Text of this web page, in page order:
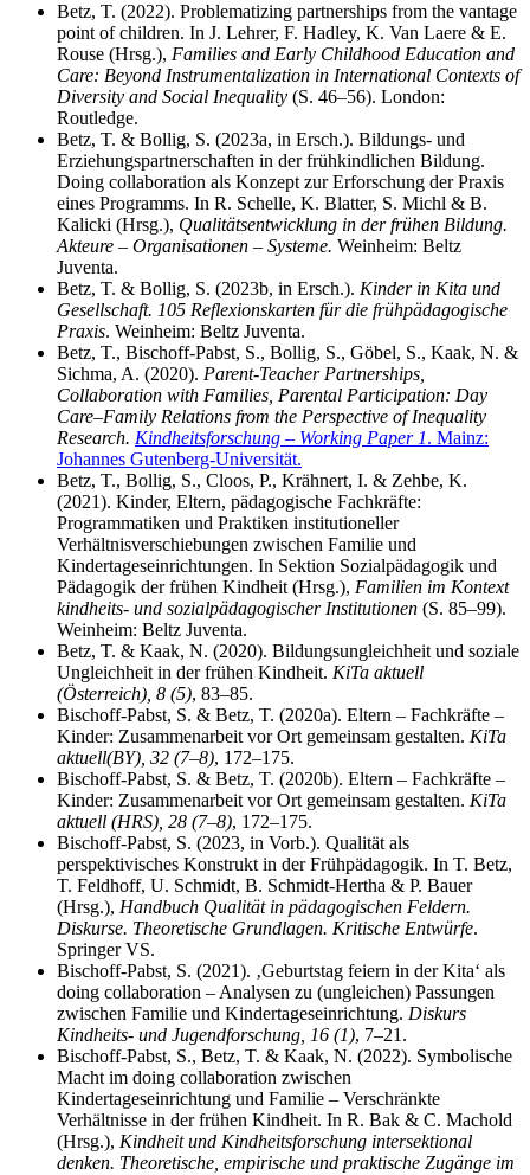
Betz, T. (2022). Problematizing partnerships from the vantage
point of children. In J. Lehrer, F. Hadley, K. Van Laere & E.
Rouse (Hrsg.), Families and Early Childhood Education and
Care: Beyond Instrumentalization in International Contexts of
Diversity and Social Inequality (S. 46–56). London:
Routledge.
Betz, T. & Bollig, S. (2023a, in Ersch.). Bildungs- und
Erziehungspartnerschaften in der frühkindlichen Bildung.
Doing collaboration als Konzept zur Erforschung der Praxis
eines Programms. In R. Schelle, K. Blatter, S. Michl & B.
Kalicki (Hrsg.), Qualitätsentwicklung in der frühen Bildung.
Akteure – Organisationen – Systeme. Weinheim: Beltz
Juventa.
Betz, T. & Bollig, S. (2023b, in Ersch.). Kinder in Kita und
Gesellschaft. 105 Reflexionskarten für die frühpädagogische
Praxis. Weinheim: Beltz Juventa.
Betz, T., Bischoff-Pabst, S., Bollig, S., Göbel, S., Kaak, N. &
Sichma, A. (2020). Parent-Teacher Partnerships,
Collaboration with Families, Parental Participation: Day
Care–Family Relations from the Perspective of Inequality
Research. Kindheitsforschung – Working Paper 1. Mainz:
Johannes Gutenberg-Universität.
Betz, T., Bollig, S., Cloos, P., Krähnert, I. & Zehbe, K.
(2021). Kinder, Eltern, pädagogische Fachkräfte:
Programmatiken und Praktiken institutioneller
Verhältnisverschiebungen zwischen Familie und
Kindertageseinrichtungen. In Sektion Sozialpädagogik und
Pädagogik der frühen Kindheit (Hrsg.), Familien im Kontext
kindheits- und sozialpädagogischer Institutionen (S. 85–99).
Weinheim: Beltz Juventa.
Betz, T. & Kaak, N. (2020). Bildungsungleichheit und soziale
Ungleichheit in der frühen Kindheit. KiTa aktuell
(Österreich), 8 (5), 83–85.
Bischoff-Pabst, S. & Betz, T. (2020a). Eltern – Fachkräfte –
Kinder: Zusammenarbeit vor Ort gemeinsam gestalten. KiTa
aktuell(BY), 32 (7–8), 172–175.
Bischoff-Pabst, S. & Betz, T. (2020b). Eltern – Fachkräfte –
Kinder: Zusammenarbeit vor Ort gemeinsam gestalten. KiTa
aktuell (HRS), 28 (7–8), 172–175.
Bischoff-Pabst, S. (2023, in Vorb.). Qualität als
perspektivisches Konstrukt in der Frühpädagogik. In T. Betz,
T. Feldhoff, U. Schmidt, B. Schmidt-Hertha & P. Bauer
(Hrsg.), Handbuch Qualität in pädagogischen Feldern.
Diskurse. Theoretische Grundlagen. Kritische Entwürfe.
Springer VS.
Bischoff-Pabst, S. (2021). ‚Geburtstag feiern in der Kita‘ als
doing collaboration – Analysen zu (ungleichen) Passungen
zwischen Familie und Kindertageseinrichtung. Diskurs
Kindheits- und Jugendforschung, 16 (1), 7–21.
Bischoff-Pabst, S., Betz, T. & Kaak, N. (2022). Symbolische
Macht im doing collaboration zwischen
Kindertageseinrichtung und Familie – Verschränkte
Verhältnisse in der frühen Kindheit. In R. Bak & C. Machold
(Hrsg.), Kindheit und Kindheitsforschung intersektional
denken. Theoretische, empirische und praktische Zugänge im